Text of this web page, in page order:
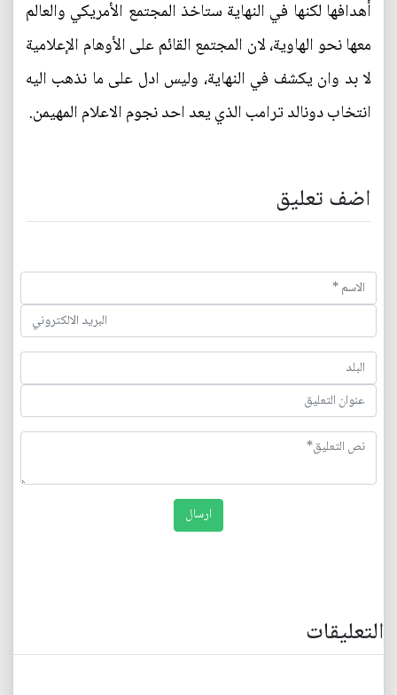
أهدافها لكنها في النهاية ستاخذ المجتمع الأمريكي والعالم
معها نحو الهاوية، لان المجتمع القائم على الأوهام الإعلامية
لا بد وان يكشف في النهاية، وليس ادل على ما نذهب اليه
انتخاب دونالد ترامب الذي يعد احد نجوم الاعلام المهيمن.
اضف تعليق
التعليقات